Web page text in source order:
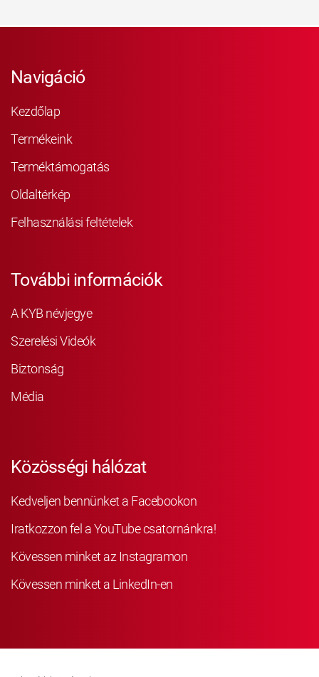
Navigáció
Kezdőlap
Termékeink
Terméktámogatás
Oldaltérkép
Felhasználási feltételek
További információk
A KYB névjegye
Szerelési Videók
Biztonság
Média
Közösségi hálózat
Kedveljen bennünket a Facebookon
Iratkozzon fel a YouTube csatornánkra!
Kövessen minket az Instagramon
Kövessen minket a LinkedIn-en